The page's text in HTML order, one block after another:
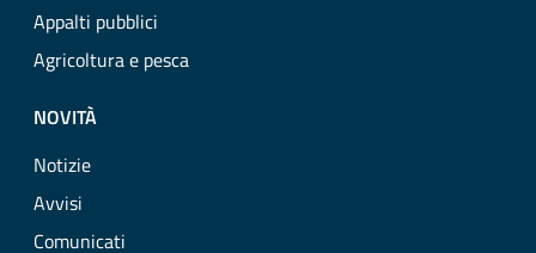
Appalti pubblici
Agricoltura e pesca
NOVITÀ
Notizie
Avvisi
Comunicati